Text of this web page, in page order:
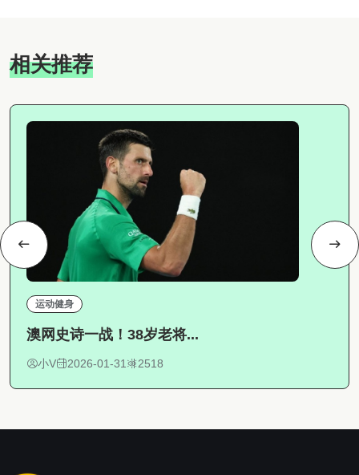
相关推荐
运动健身
澳网史诗一战！38岁老将...
小V 2026-01-31 2518